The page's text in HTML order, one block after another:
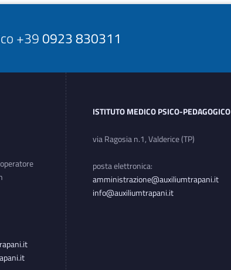
+390923 830311
ISTITUTO MEDICO PSICO-PEDAGOGICO
via Ragosia n.1, Valderice (TP)
posta elettronica:
amministrazione@auxiliumtrapani.it
info@auxiliumtrapani.it